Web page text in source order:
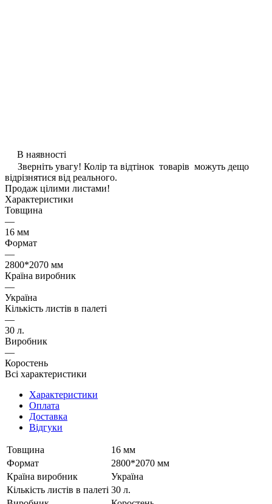
В наявності
Зверніть увагу! Колір та відтінок товарів можуть дещо
відрізнятися від реального.
Продаж цілими листами!
Характеристики
Товщина
—
16 мм
Формат
—
2800*2070 мм
Країна виробник
—
Україна
Кількість листів в палеті
—
30 л.
Виробник
—
Коростень
Всі характеристики
Характеристики
Оплата
Доставка
Відгуки
Товщина
16 мм
Формат
2800*2070 мм
Країна виробник
Україна
Кількість листів в палеті 30 л.